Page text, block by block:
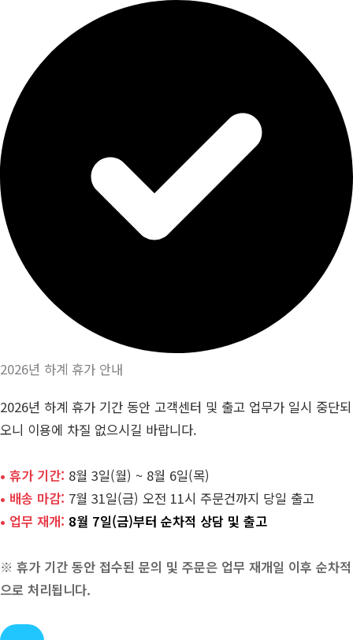
2026년 하계 휴가 안내
2026년 하계 휴가 기간 동안 고객센터 및 출고 업무가 일시 중단되
오니 이용에 차질 없으시길 바랍니다.
• 휴가 기간: 8월 3일(월) ~ 8월 6일(목)
• 배송 마감: 7월 31일(금) 오전 11시 주문건까지 당일 출고
• 업무 재개: 8월 7일(금)부터 순차적 상담 및 출고
※ 휴가 기간 동안 접수된 문의 및 주문은 업무 재개일 이후 순차적
으로 처리됩니다.